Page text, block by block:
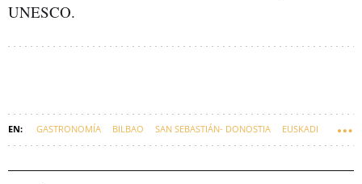
UNESCO.
GASTRONOMÍA BILBAO SAN SEBASTIÁN- DONOSTIA EUSKADI